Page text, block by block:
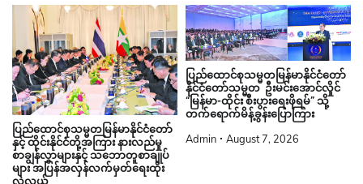
ပြည်ထောင်စုသမ္မတမြန်မာနိုင်ငံတော်
နှင့် ထိုင်းနိုင်ငံတို့အကြား နားလည်မှု
စာချွန်လွှာများနှင့် သဘောတူစာချုပ်
များ အပြန်အလှန်လက်မှတ်ရေးထိုး
လဲလှယ်
ပြည်ထောင်စုသမ္မတမြန်မာနိုင်ငံတော်
နိုင်ငံတော်သမ္မတ ဦးမင်းအောင်လှိုင်
“မြန်မာ-ထိုင်း စီးပွားရေးဖိုရမ်” သို့
တက်ရောက်မိန့်ခွန်းပြောကြား
Admin August 7, 2026